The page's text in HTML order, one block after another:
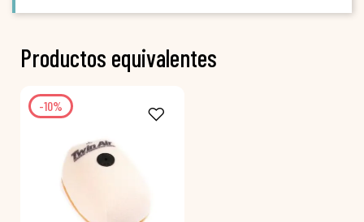
Productos equivalentes
-10%